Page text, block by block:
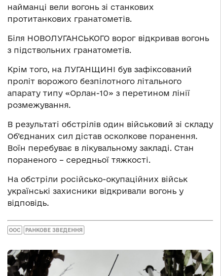
найманці вели вогонь зі станкових
протитанкових гранатометів.
Біля НОВОЛУГАНСЬКОГО ворог відкривав вогонь
з підствольних гранатометів.
Крім того, на ЛУГАНЩИНІ був зафіксований
проліт ворожого безпілотного літального
апарату типу «Орлан-10» з перетином лінії
розмежування.
В результаті обстрілів один військовий зі складу
Об’єднаних сил дістав осколкове поранення.
Воїн перебуває в лікувальному закладі. Стан
пораненого – середньої тяжкості.
На обстріли російсько-окупаційних військ
українські захисники відкривали вогонь у
відповідь.
ООС РАНКОВЕ ЗВЕДЕННЯ